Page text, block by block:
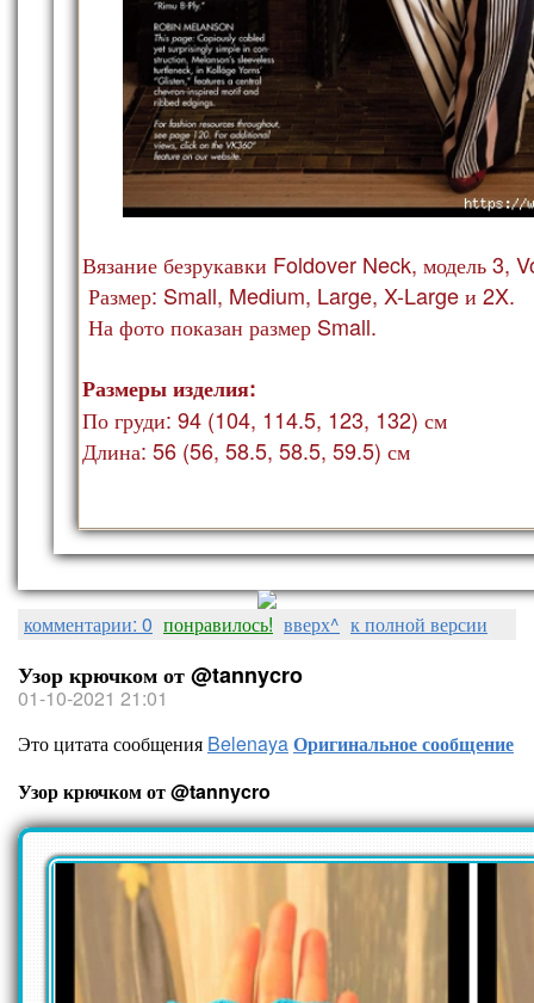
Вязание безрукавки Foldover Neck, модель 3,
Размер: Small, Medium, Large, X-Large и 2X.
На фото показан размер Small.
Размеры изделия:
По груди: 94 (104, 114.5, 123, 132) см
Длина: 56 (56, 58.5, 58.5, 59.5) см
комментарии: 0 понравилось! вверх^ к полной версии
Узор крючком от @tannycro
01-10-2021 21:01
Это цитата сообщения BelenayaОригинальное сообщение
Узор крючком от @tannycro